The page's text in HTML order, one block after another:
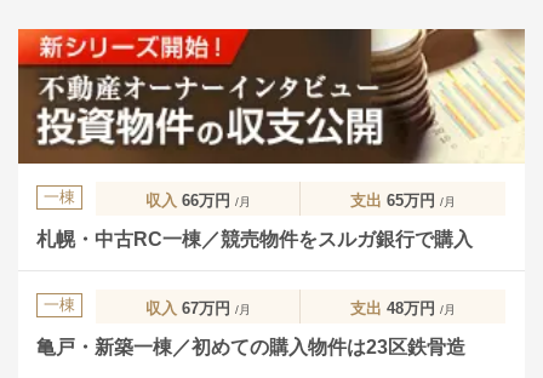
一棟 収入 66万円 /月 支出 65万円 /月
札幌・中古RC一棟／競売物件をスルガ銀行で購入
一棟 収入 67万円 /月 支出 48万円 /月
亀戸・新築一棟／初めての購入物件は23区鉄骨造